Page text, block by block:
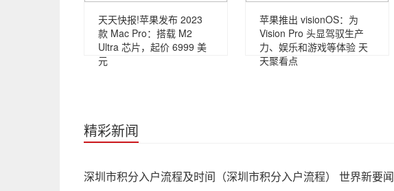
天天快报!苹果发布 2023
款 Mac Pro：搭载 M2
Ultra 芯片，起价 6999 美
元
苹果推出 visionOS：为
Vision Pro 头显驾驭生产
力、娱乐和游戏等体验 天
天聚看点
精彩新闻
深圳市积分入户流程及时间（深圳市积分入户流程） 世界新要闻